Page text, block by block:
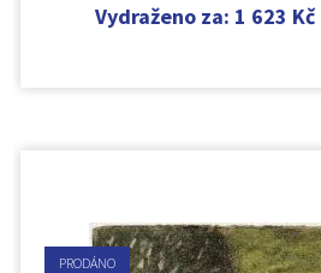
Vydraženo za: 1 623 Kč
PRODÁNO